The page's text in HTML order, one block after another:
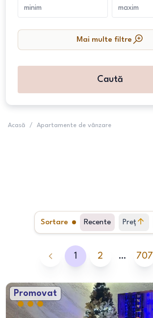
Mai multe filtre
Caută
Acasă / Apartamente de vânzare
Sortare Recente Preț
crescător
1 2 … 707
Promovat